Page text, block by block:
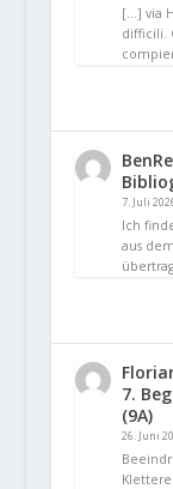
[…] via
difficili.
7. Juli
Ich
aus
7.
(9A)
26. Juni